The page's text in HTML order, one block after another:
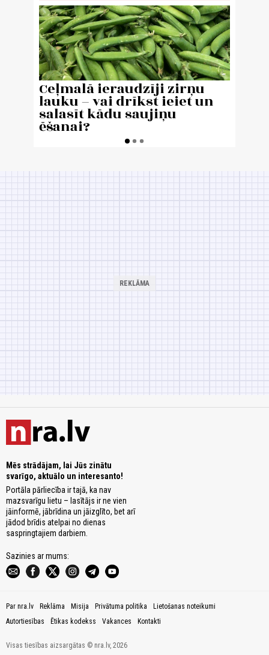
Mēs strādājam, lai Jūs zinātu
svarīgo, aktuālo un interesanto!
Portāla pārliecība ir tajā, ka nav
mazsvarīgu lietu – lasītājs ir ne vien
jāinformē, jābrīdina un jāizglīto, bet arī
jādod brīdis atelpai no dienas
saspringtajiem darbiem.
Sazinies ar mums:
Par nra.lv Reklāma Misija Privātuma politika
Lietošanas noteikumi
Autortiesības
Ētikas kodekss Vakances Kontakti
Visas tiesības aizsargātas © nra.lv, 2026